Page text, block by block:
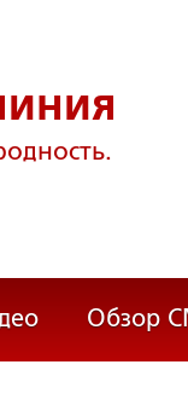
Обзор